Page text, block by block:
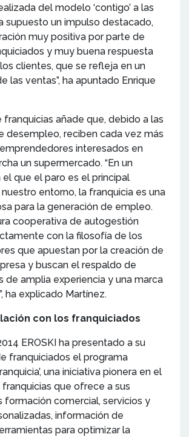
del modelo ‘contigo’ a las
supuesto un impulso destacado,
muy positiva por parte de
y muy buena respuesta
clientes, que se refleja en un
las ventas”, ha apuntado Enrique
franquicias añade que, debido a las
desempleo, reciben cada vez más
interesados en
un supermercado. “En un
que el paro es el principal
entorno, la franquicia es una
para la generación de empleo.
cooperativa de autogestión
con la filosofía de los
que apuestan por la creación de
y buscan el respaldo de
de amplia experiencia y una marca
ha explicado Martínez.
con los franquiciados
EROSKI ha presentado a su
franquiciados el programa
una iniciativa pionera en el
que ofrece a sus
formación comercial, servicios y
información de
para optimizar la